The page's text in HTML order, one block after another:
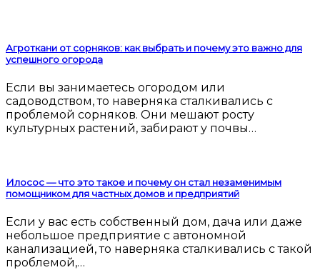
Агроткани от сорняков: как выбрать и почему это важно для
успешного огорода
Если вы занимаетесь огородом или
садоводством, то наверняка сталкивались с
проблемой сорняков. Они мешают росту
культурных растений, забирают у почвы…
Илосос — что это такое и почему он стал незаменимым
помощником для частных домов и предприятий
Если у вас есть собственный дом, дача или даже
небольшое предприятие с автономной
канализацией, то наверняка сталкивались с такой
проблемой,…